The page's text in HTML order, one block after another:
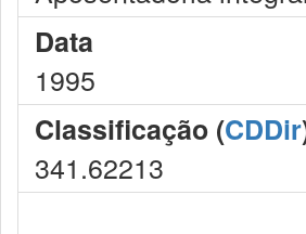
Data
1995
Classificação (CDDir
341.62213